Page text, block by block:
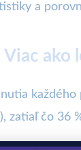
a
ako
čo 36